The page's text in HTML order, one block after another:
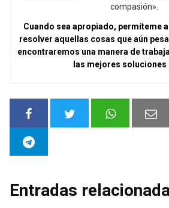
compasión».
Cuando sea apropiado, permíteme
resolver aquellas cosas que aún
encontraremos una manera de
las mejores soluciones
Entradas